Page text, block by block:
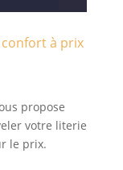
à prix
propose
votre literie
le prix.